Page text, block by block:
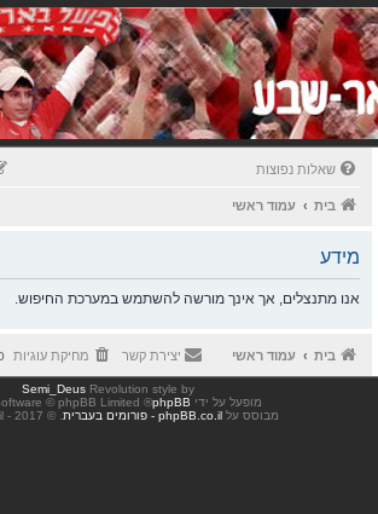
שאלות נפוצות
בית עמוד ראשי
מידע
אנו מתנצלים, אך אינך מורשה להשתמש במערכת החיפוש.
בית עמוד ראשי מחיקת עוגיות יצירת קשר
Revolution style by
Semi_Deus
מופעל על ידי phpBB
® Forum Software © phpBB Limited
מבוסס על phpBB.co.il - פורומים בעברית . © 2017 - phpBB.co.il.